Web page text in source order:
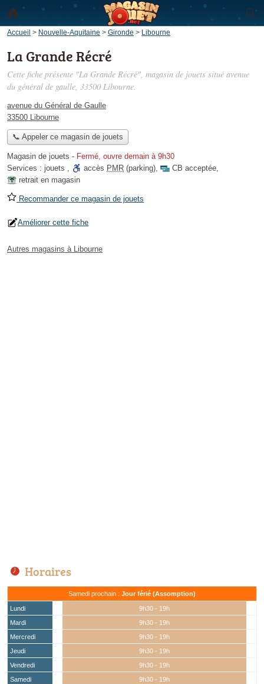
Accueil > Nouvelle-Aquitaine > Gironde > Libourne
La Grande Récré
Cette fiche présente "La Grande Récré", magasin de jouets situé avenue
du général de gaulle, 33500 Libourne.
avenue du Général de Gaulle
33500 Libourne
📞 Appeler ce magasin de jouets
Magasin de jouets - Fermé, ouvre demain à 9h30
Services : jouets , accès PMR (parking), CB acceptée,
retrait en magasin
Recommander ce magasin de jouets
Améliorer cette fiche
Autres magasins à Libourne
Horaires
Samedi prochain : Jour férié (Assomption)
Lundi
9h30 - 19h
Mardi
9h30 - 19h
Mercredi
9h30 - 19h
Jeudi
9h30 - 19h
Vendredi
9h30 - 19h
Samedi
9h30 - 19h